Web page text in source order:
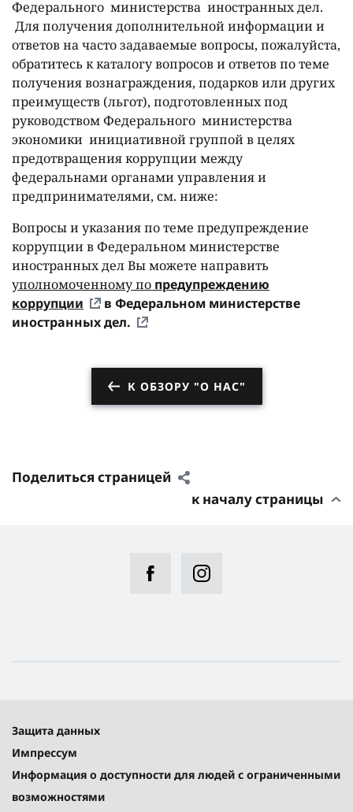
Федерального министерства иностранных дел.
Для получения дополнительной информации и
ответов на часто задаваемые вопросы, пожалуйста,
обратитесь к каталогу вопросов и ответов по теме
получения вознаграждения, подарков или других
преимуществ (льгот), подготовленных под
руководством Федерального министерства
экономики инициативной группой в целях
предотвращения коррупции между
федеральнами органами управления и
предпринимателями, см. ниже:
Вопросы и указания по теме предупреждение
коррупции в Федеральном министерстве
иностранных дел Вы можете направить
уполномоченному по предупреждению
коррупции
в Федеральном министерстве
иностранных дел.
К ОБЗОРУ "О НАС"
Поделиться страницей
к началу страницы
Защита данных
Импрессум
Информация о доступности для людей с ограниченными
возможностями